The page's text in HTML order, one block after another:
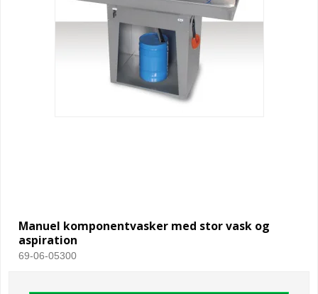
Manuel komponentvasker med stor vask og
aspiration
69-06-05300